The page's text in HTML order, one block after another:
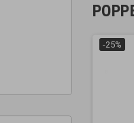
-25%